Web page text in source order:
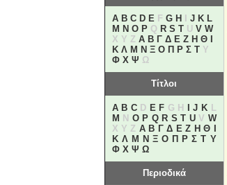
A B C D EF G H J K L
M N O PQ R S TU V W
X Y Z Α Β Γ Δ Ε Ζ Η Θ
Κ Λ Μ Ν Ξ Ο Π Ρ Σ ΤΥ
Φ Χ Ψ Ω
Τίτλοι
A B CD E F G H J KL
M N O P Q R S T UV W
X Y Z Α Β Γ Δ Ε Ζ Η Θ
Κ Λ Μ Ν Ξ Ο Π Ρ Σ Τ Υ
Φ Χ Ψ Ω
Περιοδικά